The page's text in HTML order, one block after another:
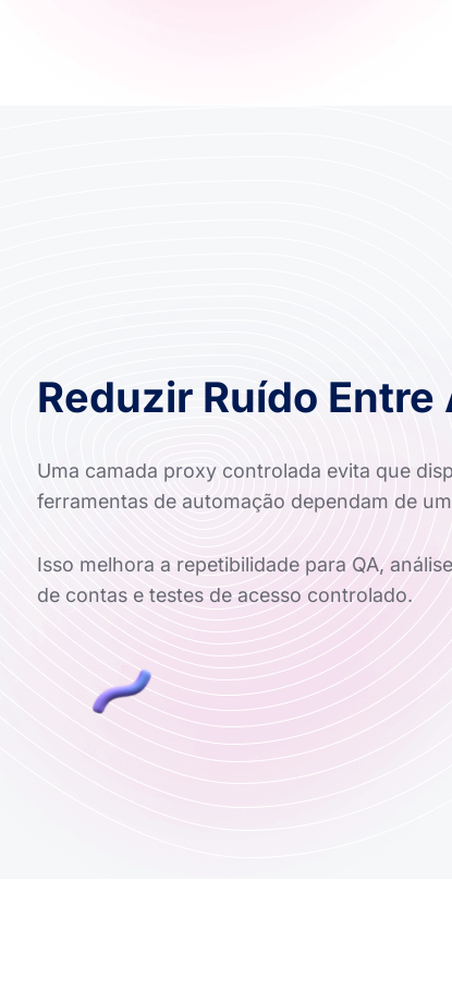
Reduzir Ruído
Uma camada proxy controlada evita que
ferramentas de automação dependam de
Isso melhora a repetibilidade para QA,
de contas e testes de acesso controlado.